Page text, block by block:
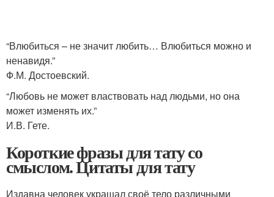
“Влюбиться – не значит любить… Влюбиться можно и
ненавидя.”
Ф.М. Достоевский.
“Любовь не может властвовать над людьми, но она
может изменять их.”
И.В. Гете.
Короткие фразы для тату со
смыслом. Цитаты для тату
Издавна человек украшал своё тело различными